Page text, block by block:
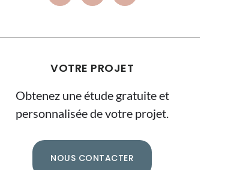
VOTRE PROJET
Obtenez une étude gratuite et
personnalisée de votre projet.
NOUS CONTACTER